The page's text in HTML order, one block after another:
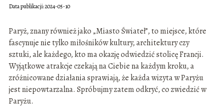
Data publikacji: 2024-05-10
Paryż, znany również jako „Miasto Świateł”, to miejsce, które
fascynuje nie tylko miłośników kultury, architektury czy
sztuki, ale każdego, kto ma okazję odwiedzić stolicę Francji.
Wyjątkowe atrakcje czekają na Ciebie na każdym kroku, a
zróżnicowane działania sprawiają, że każda wizyta w Paryżu
jest niepowtarzalna. Spróbujmy zatem odkryć, co zwiedzić w
Paryżu.